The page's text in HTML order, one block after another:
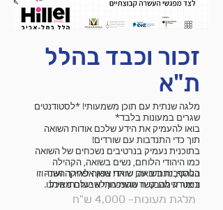
מלגה שנתית עם תוכן משמעותי! *לסטודנטים
שגרים במעונות בלבד*
בואו להעמיק את הידע שלכם אודות השואה
תוך כדי התנדבות עם שורדים!
בתוכנית נעמיק בנרטיבים נשכחים של השואה
כמו היהודי הלוחם, נשים בשואה, הקהילה
הלהטבית בשואה, שואת צפון אפריקה ועוד- וזו
במטרה להבטיח שהזיכרון לא יעלם מאיתנו.
בנוסף, נתנדב עם שורדי שואה לאורך השנה
וניצור עימם קשר משמעותי שבעזרתו נוכל
להעביר את הסיפור שלהם הלאה
זכור וכבד בהלל
ת"א
מלגת מעונות- 4,000 ש"ח